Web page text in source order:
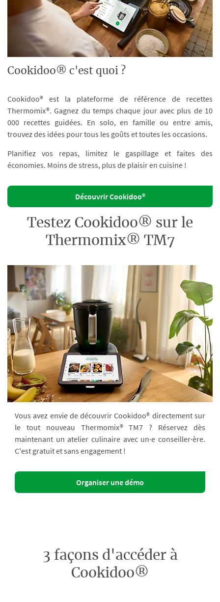
Cookidoo® c'est quoi ?
Cookidoo® est la plateforme de référence de recettes
Thermomix®. Gagnez du temps chaque jour avec plus de 10
000 recettes guidées. En solo, en famille ou entre amis,
trouvez des idées pour tous les goûts et toutes les occasions.
Planifiez vos repas, limitez le gaspillage et faites des
économies. Moins de stress, plus de plaisir en cuisine !
Découvrir Cookidoo®
Testez Cookidoo® sur le
Thermomix® TM7
Vous avez envie de découvrir Cookidoo® directement sur
le tout nouveau Thermomix® TM7 ? Réservez dès
maintenant un atelier culinaire avec un·e conseiller·ère.
C'est gratuit et sans engagement !
Organiser une démo
3 façons d'accéder à
Cookidoo®